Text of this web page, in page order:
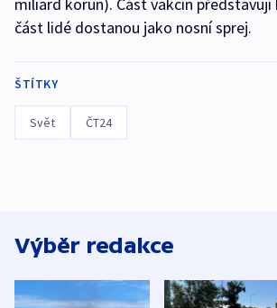
část lidé dostanou jako nosní sprej.
ŠTÍTKY
Svět ČT24
Výběr redakce